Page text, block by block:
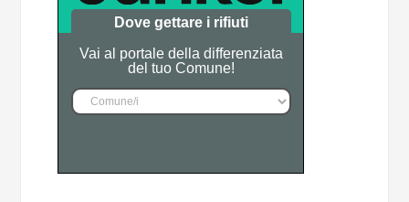
Dove gettare i rifiuti
Vai al portale della differenziata
del tuo Comune!